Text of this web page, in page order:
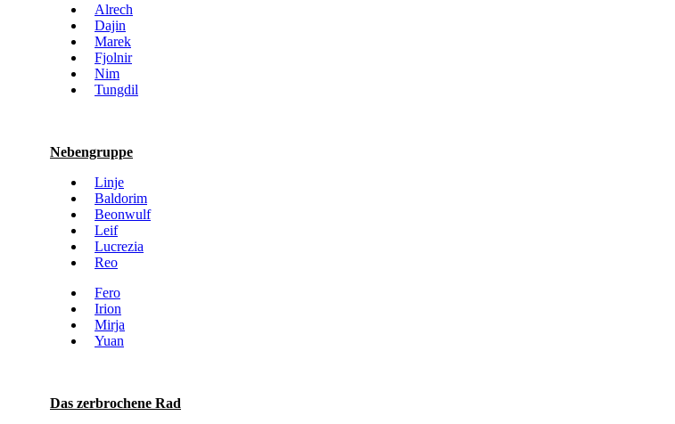
Alrech
Dajin
Marek
Fjolnir
Nim
Tungdil
Nebengruppe
Linje
Baldorim
Beonwulf
Leif
Lucrezia
Reo
Fero
Irion
Mirja
Yuan
Das zerbrochene Rad